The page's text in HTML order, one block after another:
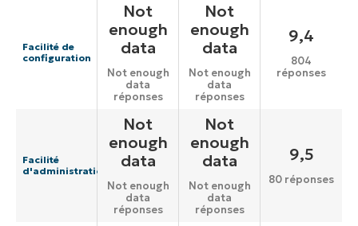
Facilité de
configuration
Not
enough
data
Not enough
data
réponses
Not
enough
data
Not enough
data
réponses
9,4
804
réponses
Facilité
d'administration
Not
enough
data
Not enough
data
réponses
Not
enough
data
Not enough
data
réponses
9,5
80 réponses